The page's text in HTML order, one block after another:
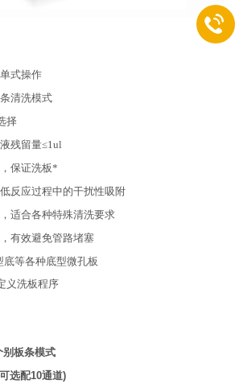
式操作
清洗模式
择
残留量≤1ul
保证洗板*
反应过程中的干扰性吸附
适合各种特殊清洗要求
有效避免管路堵塞
等各种底型微孔板
义洗板程序
别板条模式
选配10通道)